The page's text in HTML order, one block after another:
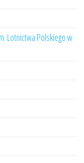
Lotnictwa Polskiego w